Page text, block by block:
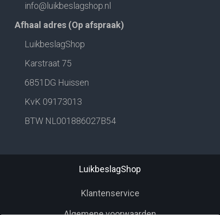
info@luikbeslagshop.nl
Afhaal adres (Op afspraak)
LuikbeslagShop
Karstraat 75
6851DG Huissen
KvK 09173013
BTW NL001886027B54
LuikbeslagShop
Klantenservice